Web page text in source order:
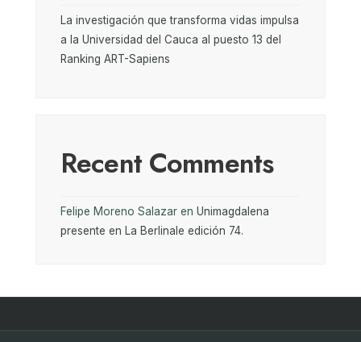
La investigación que transforma vidas impulsa
a la Universidad del Cauca al puesto 13 del
Ranking ART-Sapiens
Recent Comments
Felipe Moreno Salazar en Unimagdalena
presente en La Berlinale edición 74.